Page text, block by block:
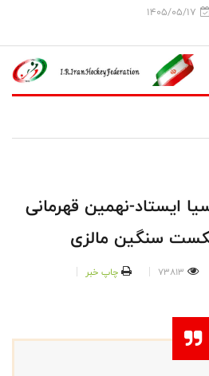
1405/05/17
ایستاد-نهمین قهرمانی
سنگین مالزی
73813 چاپ خبر